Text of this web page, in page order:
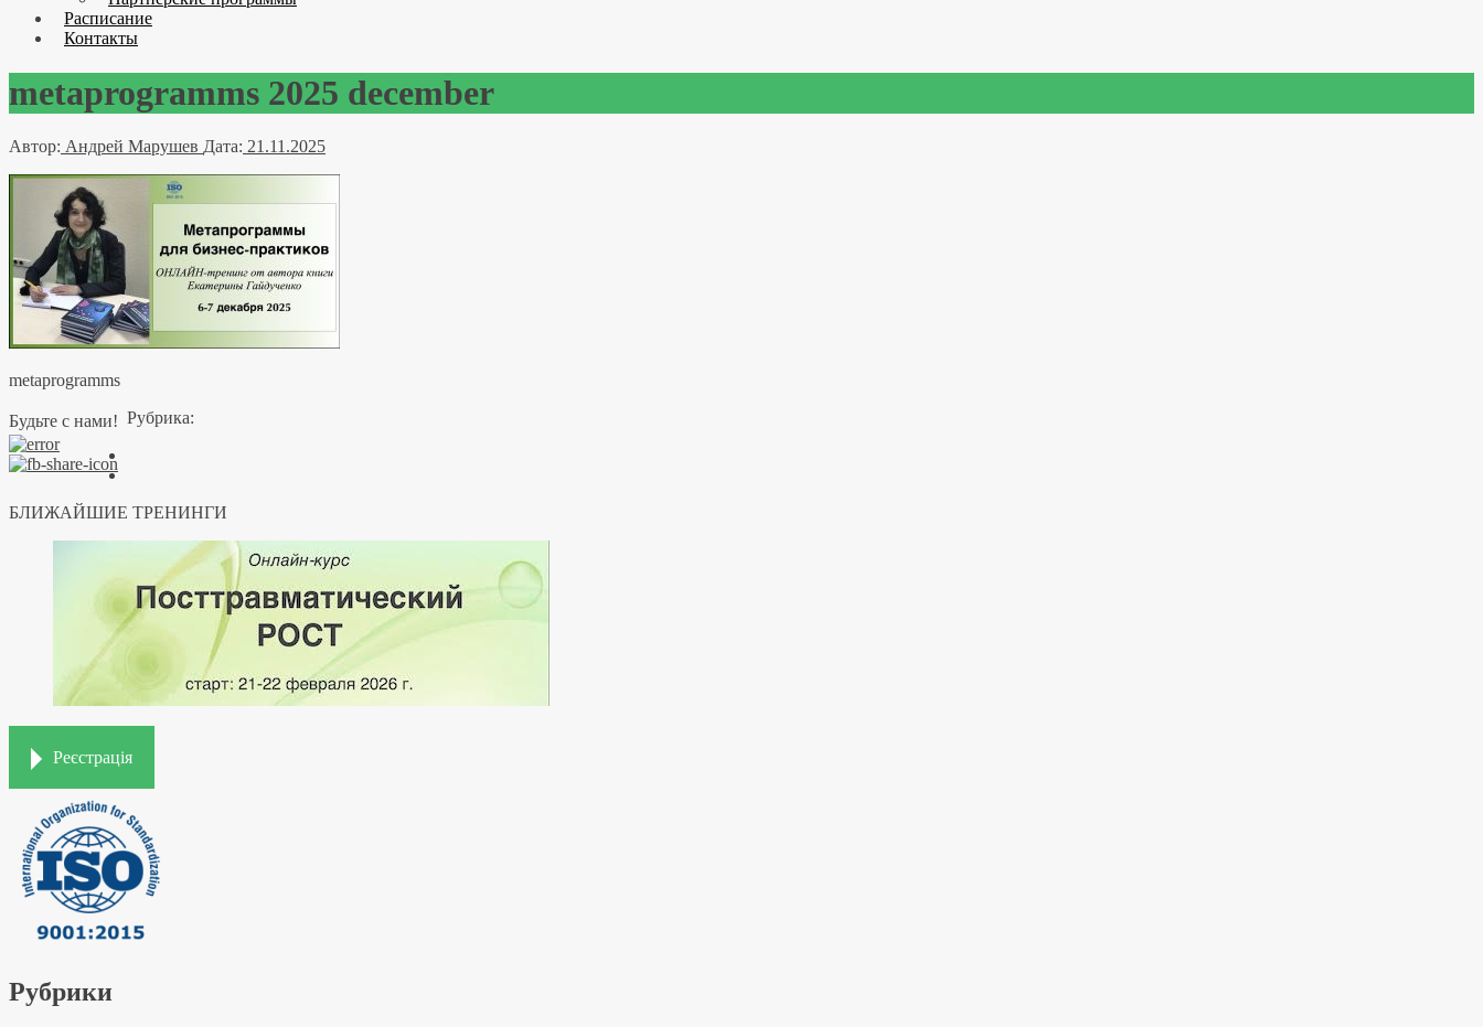
Расписание
Контакты
metaprogramms 2025 december
Автор: Андрей Марушев Дата: 21.11.2025
metaprogramms
Будьте с нами! Рубрика:
БЛИЖАЙШИЕ ТРЕНИНГИ
Реєстрація
Рубрики